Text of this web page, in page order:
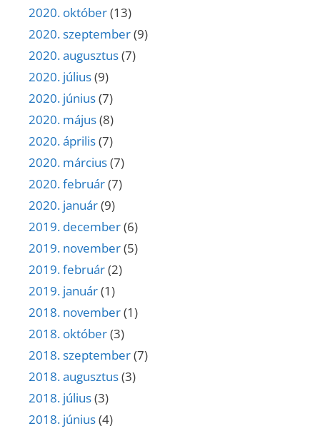
2020. október(13)
2020. szeptember(9)
2020. augusztus(7)
2020. július(9)
2020. június(7)
2020. május(8)
2020. április(7)
2020. március(7)
2020. február(7)
2020. január(9)
2019. december(6)
2019. november(5)
2019. február(2)
2019. január(1)
2018. november(1)
2018. október(3)
2018. szeptember(7)
2018. augusztus(3)
2018. július(3)
2018. június(4)